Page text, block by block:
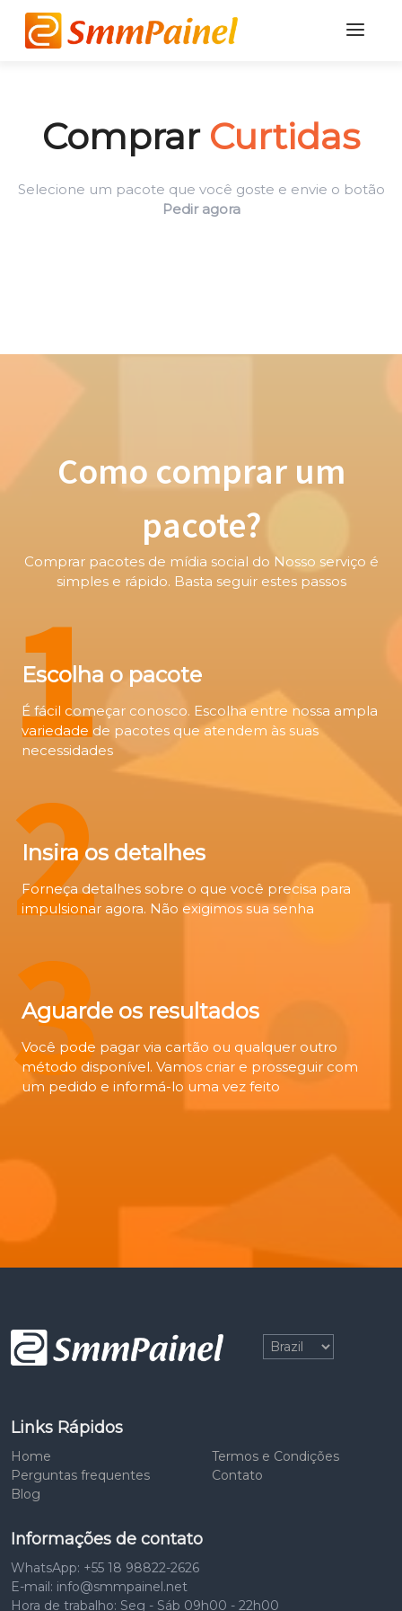
Comprar Curtidas
Selecione um pacote que você goste e envie o botão
Pedir agora
Como comprar um
pacote?
Comprar pacotes de mídia social do Nosso serviço é
simples e rápido. Basta seguir estes passos
Escolha o pacote
É fácil começar conosco. Escolha entre nossa ampla
variedade de pacotes que atendem às suas
necessidades
1
Insira os detalhes
Forneça detalhes sobre o que você precisa para
impulsionar agora. Não exigimos sua senha
2
Aguarde os resultados
Você pode pagar via cartão ou qualquer outro
método disponível. Vamos criar e prosseguir com
um pedido e informá-lo uma vez feito
3
Links Rápidos
Home
Perguntas frequentes
Blog
Termos e Condições
Contato
Informações de contato
WhatsApp: +55 18 98822-2626
E-mail: info@smmpainel.net
Hora de trabalho: Seg - Sáb 09h00 - 22h00